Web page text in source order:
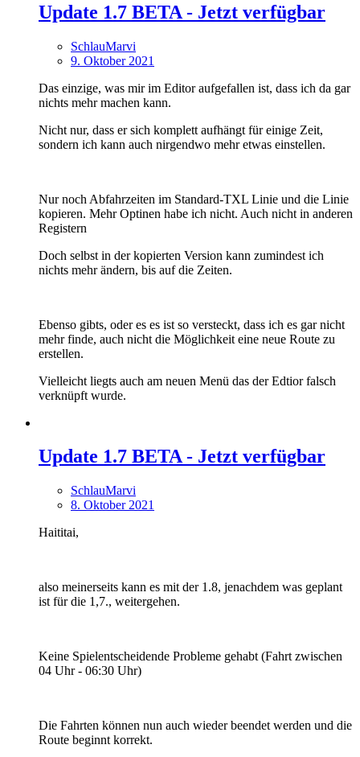
Update 1.7 BETA - Jetzt verfügbar
SchlauMarvi
9. Oktober 2021
Das einzige, was mir im Editor aufgefallen ist, dass ich da gar
nichts mehr machen kann.
Nicht nur, dass er sich komplett aufhängt für einige Zeit,
sondern ich kann auch nirgendwo mehr etwas einstellen.
Nur noch Abfahrzeiten im Standard-TXL Linie und die Linie
kopieren. Mehr Optinen habe ich nicht. Auch nicht in anderen
Registern
Doch selbst in der kopierten Version kann zumindest ich
nichts mehr ändern, bis auf die Zeiten.
Ebenso gibts, oder es es ist so versteckt, dass ich es gar nicht
mehr finde, auch nicht die Möglichkeit eine neue Route zu
erstellen.
Vielleicht liegts auch am neuen Menü das der Edtior falsch
verknüpft wurde.
Update 1.7 BETA - Jetzt verfügbar
SchlauMarvi
8. Oktober 2021
Haititai,
also meinerseits kann es mit der 1.8, jenachdem was geplant
ist für die 1,7., weitergehen.
Keine Spielentscheidende Probleme gehabt (Fahrt zwischen
04 Uhr - 06:30 Uhr)
Die Fahrten können nun auch wieder beendet werden und die
Route beginnt korrekt.